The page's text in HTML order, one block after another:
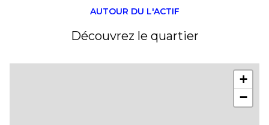
AUTOUR DU L'ACTIF
Découvrez le quartier
+
−